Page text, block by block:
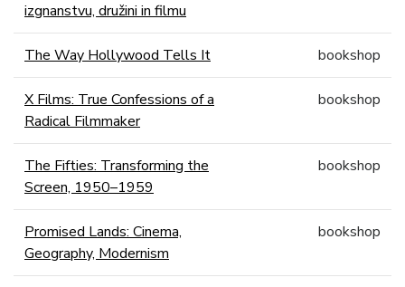
izgnanstvu, družini in filmu
The Way Hollywood Tells It bookshop
X Films: True Confessions of a
Radical Filmmaker
bookshop
The Fifties: Transforming the
Screen, 1950–1959
bookshop
Promised Lands: Cinema,
Geography, Modernism
bookshop